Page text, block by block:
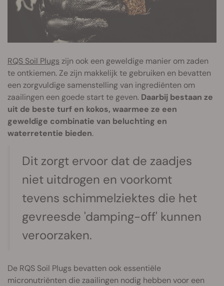
RQS Soil Plugs zijn ook een geweldige manier om zaden
te ontkiemen. Ze zijn makkelijk te gebruiken en bevatten
een zorgvuldige samenstelling van ingrediënten om
zaailingen een goede start te geven. Daarbij bestaan ze
uit de beste turf en kokos, waarmee ze een
geweldige combinatie van beluchting en
waterretentie bieden.
Dit zorgt ervoor dat de zaadjes
niet uitdrogen en voorkomt
tevens schimmelziektes die het
gevreesde 'damping-off' kunnen
veroorzaken.
De RQS Soil Plugs bevatten ook essentiële
micronutriënten die zaailingen nodig hebben voor een